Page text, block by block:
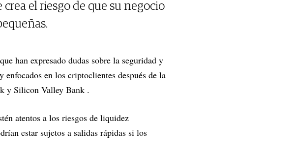
el riesgo de que su negocio
han expresado dudas sobre la seguridad y
enfocados en los criptoclientes después de la
y Silicon Valley Bank .
atentos a los riesgos de liquidez
estar sujetos a salidas rápidas si los